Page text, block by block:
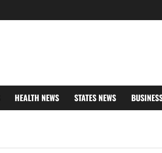
HEALTH NEWS STATES NEWS